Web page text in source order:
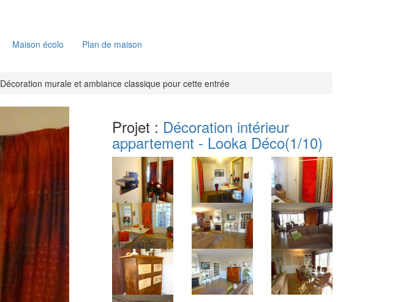
Maison écolo Plan de maison
Décoration murale et ambiance classique pour cette entrée
Projet : Décoration intérieur
appartement - Looka Déco(1/10)